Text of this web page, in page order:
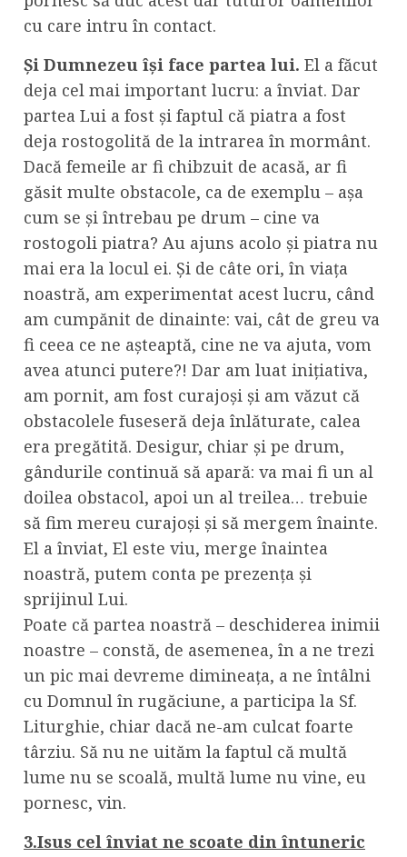
cu care intru în contact.
Și Dumnezeu își face partea lui. El a făcut
deja cel mai important lucru: a înviat. Dar
partea Lui a fost și faptul că piatra a fost
deja rostogolită de la intrarea în mormânt.
Dacă femeile ar fi chibzuit de acasă, ar fi
găsit multe obstacole, ca de exemplu – așa
cum se și întrebau pe drum – cine va
rostogoli piatra? Au ajuns acolo și piatra nu
mai era la locul ei. Și de câte ori, în viața
noastră, am experimentat acest lucru, când
am cumpănit de dinainte: vai, cât de greu va
fi ceea ce ne așteaptă, cine ne va ajuta, vom
avea atunci putere?! Dar am luat inițiativa,
am pornit, am fost curajoși și am văzut că
obstacolele fuseseră deja înlăturate, calea
era pregătită. Desigur, chiar și pe drum,
gândurile continuă să apară: va mai fi un al
doilea obstacol, apoi un al treilea… trebuie
să fim mereu curajoși și să mergem înainte.
El a înviat, El este viu, merge înaintea
noastră, putem conta pe prezența și
sprijinul Lui.
Poate că partea noastră – deschiderea inimii
noastre – constă, de asemenea, în a ne trezi
un pic mai devreme dimineața, a ne întâlni
cu Domnul în rugăciune, a participa la Sf.
Liturghie, chiar dacă ne-am culcat foarte
târziu. Să nu ne uităm la faptul că multă
lume nu se scoală, multă lume nu vine, eu
pornesc, vin.
3.Isus cel înviat ne scoate din întuneric